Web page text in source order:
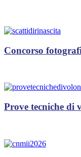
Concorso
Prove tecniche di